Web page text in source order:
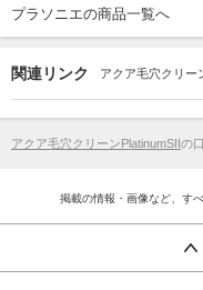
プラソニエの商品一覧へ
関連リンク アクア毛穴クリー
アクア毛穴クリーンPlatinumSIIの
掲載の情報・画像など、す